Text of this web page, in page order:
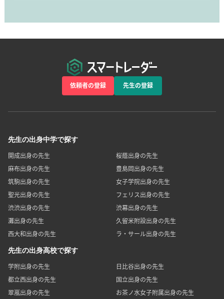
依頼者の登録 先生の登録
先生の出身中学で探す
開成出身の先生
桜蔭出身の先生
麻布出身の先生
豊島岡出身の先生
筑駒出身の先生
女子学院出身の先生
聖光出身の先生
フェリス出身の先生
渋渋出身の先生
渋幕出身の先生
灘出身の先生
久留米附設出身の先生
西大和出身の先生
ラ・サール出身の先生
先生の出身高校で探す
学附出身の先生
日比谷出身の先生
都立西出身の先生
国立出身の先生
翠嵐出身の先生
お茶ノ水女子附属出身の先生